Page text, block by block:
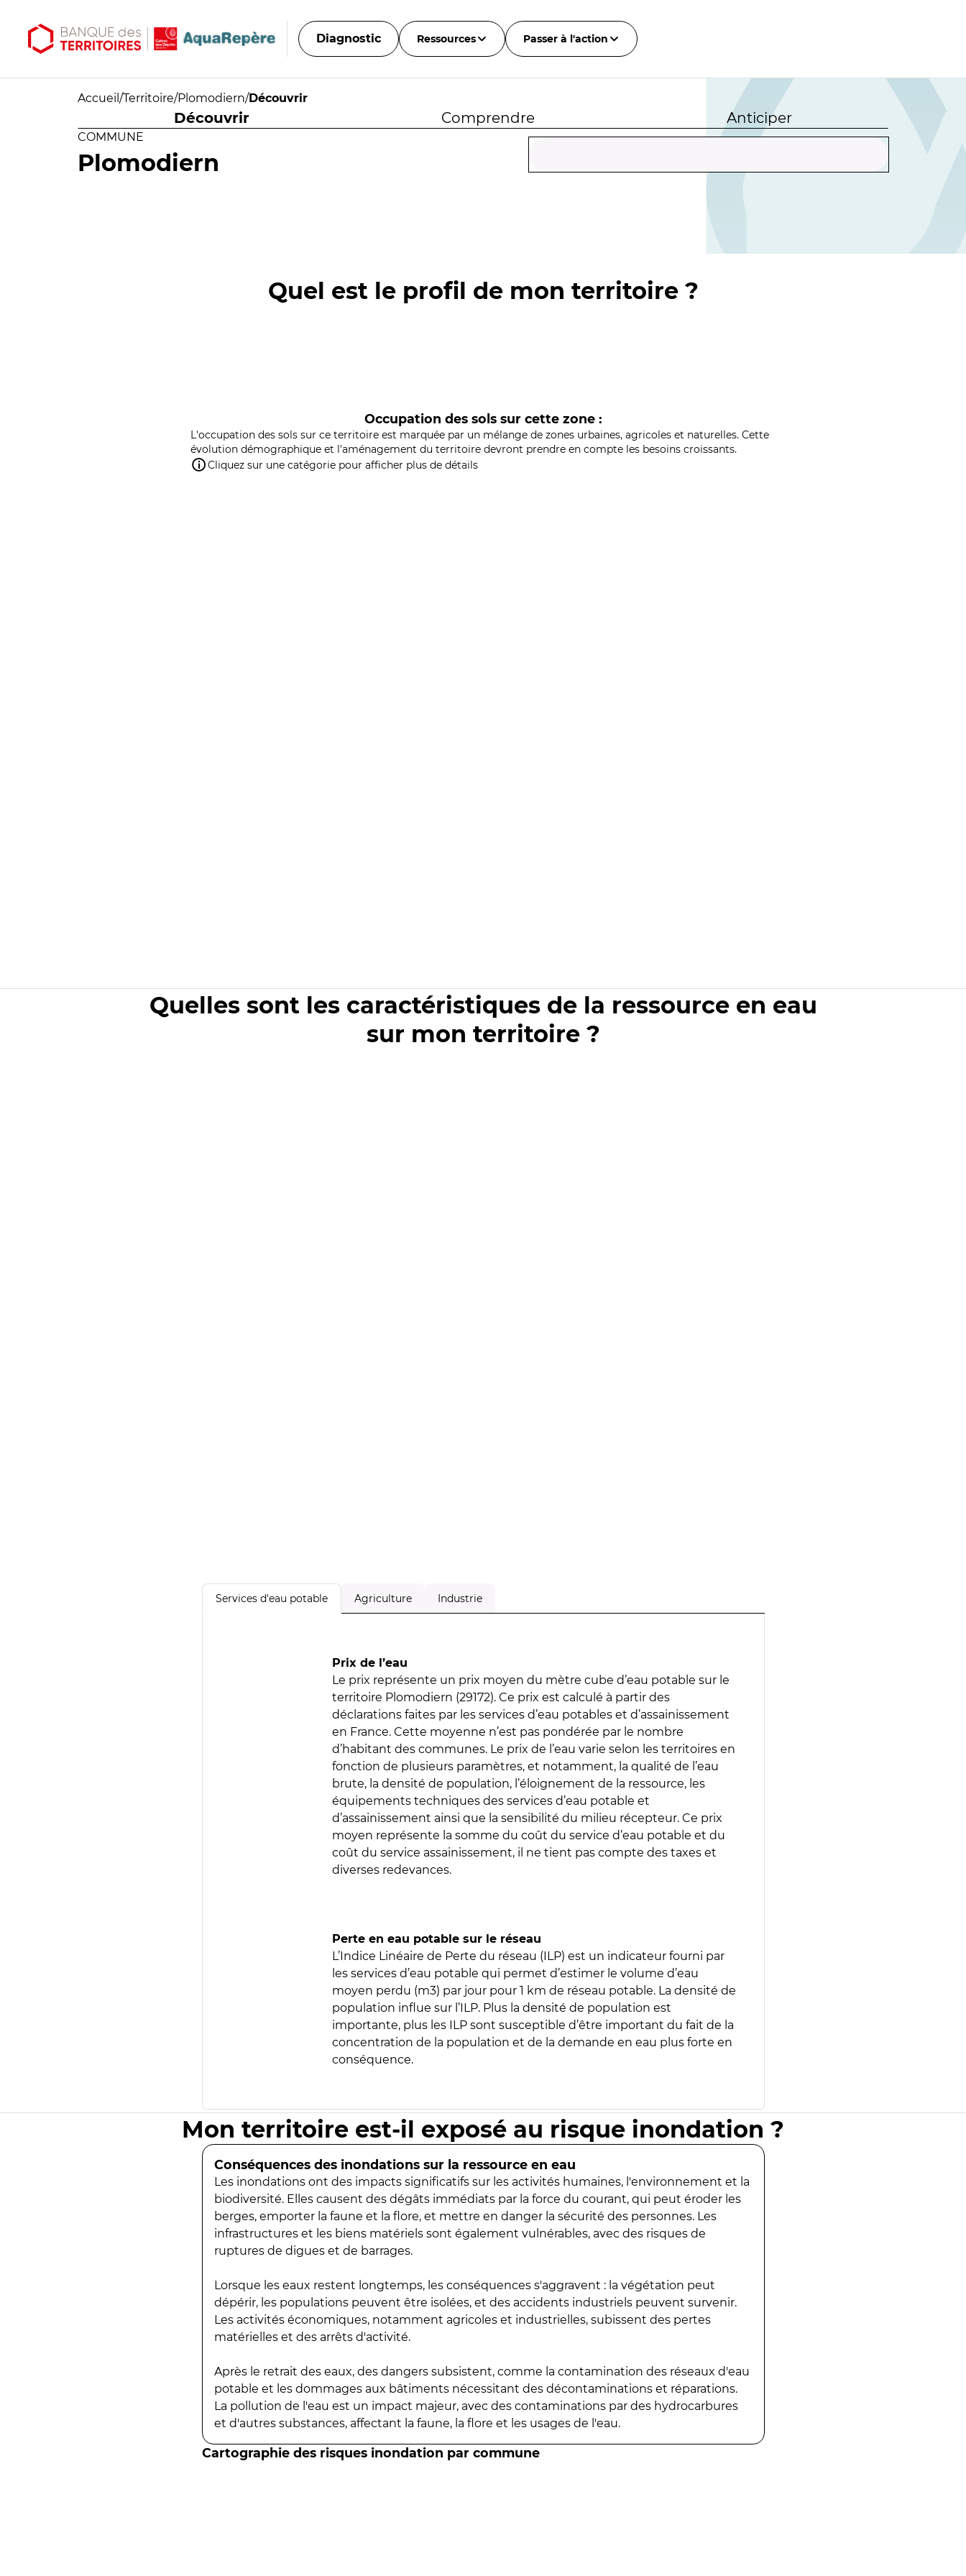
Diagnostic Ressources Passer à l'action
Accueil /Territoire/Plomodiern/Découvrir
Découvrir Comprendre Anticiper
COMMUNE
Plomodiern
Quel est le profil de mon territoire ?
Occupation des sols sur cette zone :
L'occupation des sols sur ce territoire est marquée par un mélange de zones urbaines, agricoles et naturelles. Cette
évolution démographique et l'aménagement du territoire devront prendre en compte les besoins croissants.
Cliquez sur une catégorie pour afficher plus de détails
Quelles sont les caractéristiques de la ressource en eau
sur mon territoire ?
Services d'eau potable Agriculture Industrie
Prix de l’eau
Le prix représente un prix moyen du mètre cube d’eau potable sur le
territoire Plomodiern (29172). Ce prix est calculé à partir des
déclarations faites par les services d’eau potables et d’assainissement
en France. Cette moyenne n’est pas pondérée par le nombre
d’habitant des communes. Le prix de l’eau varie selon les territoires en
fonction de plusieurs paramètres, et notamment, la qualité de l’eau
brute, la densité de population, l’éloignement de la ressource, les
équipements techniques des services d’eau potable et
d’assainissement ainsi que la sensibilité du milieu récepteur. Ce prix
moyen représente la somme du coût du service d’eau potable et du
coût du service assainissement, il ne tient pas compte des taxes et
diverses redevances.
Perte en eau potable sur le réseau
L’Indice Linéaire de Perte du réseau (ILP) est un indicateur fourni par
les services d’eau potable qui permet d’estimer le volume d’eau
moyen perdu (m3) par jour pour 1 km de réseau potable. La densité de
population influe sur l’ILP. Plus la densité de population est
importante, plus les ILP sont susceptible d’être important du fait de la
concentration de la population et de la demande en eau plus forte en
conséquence.
Mon territoire est-il exposé au risque inondation ?
Conséquences des inondations sur la ressource en eau
Les inondations ont des impacts significatifs sur les activités humaines, l'environnement et la
biodiversité. Elles causent des dégâts immédiats par la force du courant, qui peut éroder les
berges, emporter la faune et la flore, et mettre en danger la sécurité des personnes. Les
infrastructures et les biens matériels sont également vulnérables, avec des risques de
ruptures de digues et de barrages.
Lorsque les eaux restent longtemps, les conséquences s'aggravent : la végétation peut
dépérir, les populations peuvent être isolées, et des accidents industriels peuvent survenir.
Les activités économiques, notamment agricoles et industrielles, subissent des pertes
matérielles et des arrêts d'activité.
Après le retrait des eaux, des dangers subsistent, comme la contamination des réseaux d'eau
potable et les dommages aux bâtiments nécessitant des décontaminations et réparations.
La pollution de l'eau est un impact majeur, avec des contaminations par des hydrocarbures
et d'autres substances, affectant la faune, la flore et les usages de l'eau.
Cartographie des risques inondation par commune